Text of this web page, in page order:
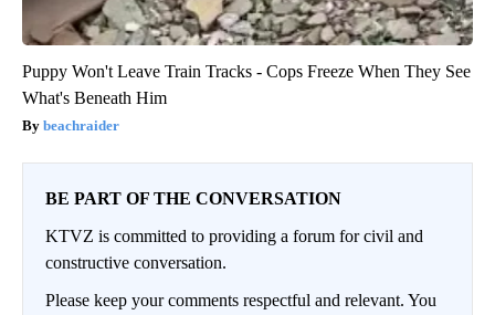
Puppy Won't Leave Train Tracks - Cops Freeze When They See
What's Beneath Him
beachraider
BE PART OF THE CONVERSATION
KTVZ is committed to providing a forum for civil and
constructive conversation.
Please keep your comments respectful and relevant. You